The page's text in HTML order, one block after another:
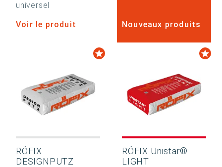
universel
Voir le produit Nouveaux produits
RÖFIX
DESIGNPUTZ
RÖFIX Unistar®
LIGHT